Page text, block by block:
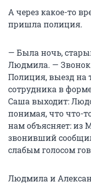
А через какое-то
пришла полиция.
— Была ночь,
Людмила. —
Полиция, выезд на
сотрудника в
Саша выходит:
понимая, что что-
нам объясняет: из
звонивший
слабым голосом
Людмила и